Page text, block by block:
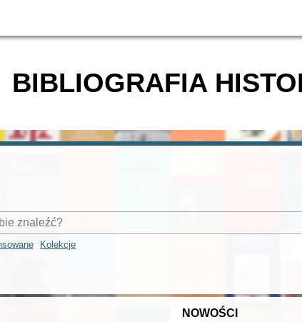
BIBLIOGRAFIA
Kolekcje
NOWOŚCI